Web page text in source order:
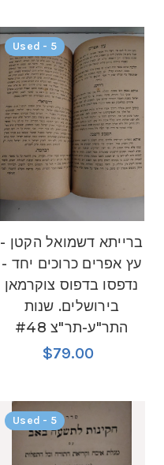
Used - 5
ברייתא דשמואל הקטן -
עץ אפרים כרוכים יחד -
נדפסו בדפוס צוקרמאן
בירושלים. שנות
התר"ע-תר"צ #48
$79.00
Used - 5